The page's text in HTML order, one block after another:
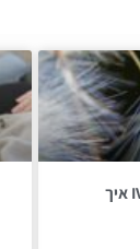
כישלון בטיפולי IVF איך